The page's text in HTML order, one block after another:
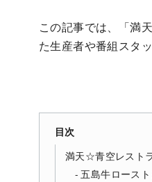
この記事では、「満
た生産者や番組スタ
目次
満天☆青空レスト
五島牛ロース